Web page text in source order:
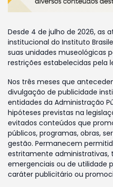
Desde 4 de julho de 2026, as
institucional do Instituto
suas unidades museológicas
restrições estabelecidas pela
Nos três meses que
divulgação de publicidade
entidades da Administração
hipóteses previstas na
evitados conteúdos que
públicos, programas, obras,
gestão. Permanecem
estritamente administrativas,
emergenciais ou de utilidade
caráter publicitário ou